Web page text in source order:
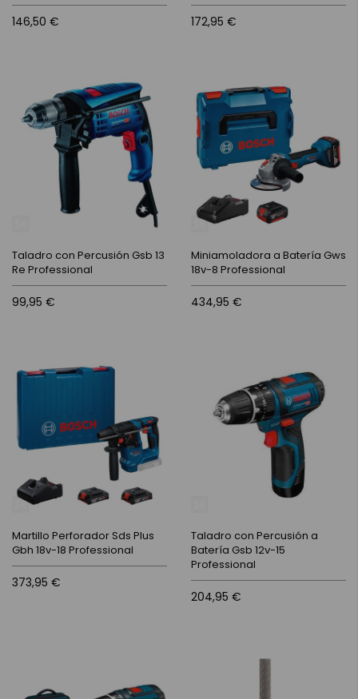
146,50 € 172,95 €
Taladro con Percusión Gsb 13
Re Professional
99,95 €
Miniamoladora a Batería Gws
18v-8 Professional
434,95 €
Martillo Perforador Sds Plus
Gbh 18v-18 Professional
373,95 €
Taladro con Percusión a
Batería Gsb 12v-15
Professional
204,95 €